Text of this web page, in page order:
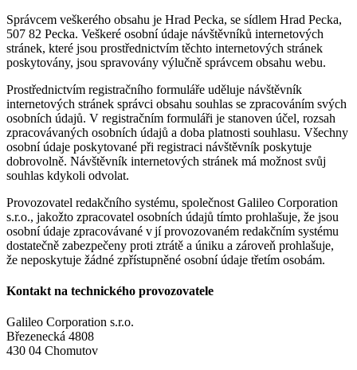
Správcem veškerého obsahu je Hrad Pecka, se sídlem Hrad Pecka,
507 82 Pecka. Veškeré osobní údaje návštěvníků internetových
stránek, které jsou prostřednictvím těchto internetových stránek
poskytovány, jsou spravovány výlučně správcem obsahu webu.
Prostřednictvím registračního formuláře uděluje návštěvník
internetových stránek správci obsahu souhlas se zpracováním svých
osobních údajů. V registračním formuláři je stanoven účel, rozsah
zpracovávaných osobních údajů a doba platnosti souhlasu. Všechny
osobní údaje poskytované při registraci návštěvník poskytuje
dobrovolně. Návštěvník internetových stránek má možnost svůj
souhlas kdykoli odvolat.
Provozovatel redakčního systému, společnost Galileo Corporation
s.r.o., jakožto zpracovatel osobních údajů tímto prohlašuje, že jsou
osobní údaje zpracovávané v jí provozovaném redakčním systému
dostatečně zabezpečeny proti ztrátě a úniku a zároveň prohlašuje,
že neposkytuje žádné zpřístupněné osobní údaje třetím osobám.
Kontakt na technického provozovatele
Galileo Corporation s.r.o.
Březenecká 4808
430 04 Chomutov